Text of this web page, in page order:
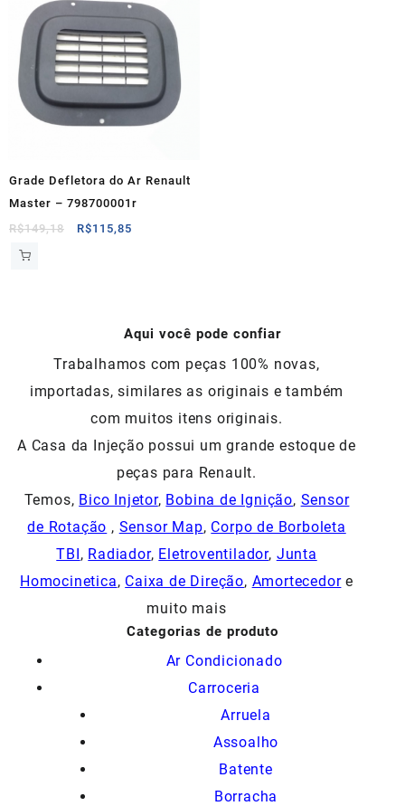
Grade Defletora do Ar Renault
Master – 798700001r
R$149,18
O
R$115,85
Aqui você pode confiar
Trabalhamos com peças 100% novas,
importadas, similares as originais e também
com muitos itens originais.
A Casa da Injeção possui um grande estoque de
peças para Renault.
Temos, Bico Injetor, Bobina de Ignição, Sensor
de Rotação , Sensor Map, Corpo de Borboleta
TBI, Radiador, Eletroventilador, Junta
Homocinetica, Caixa de Direção, Amortecedore
muito mais
Categorias de produto
Ar Condicionado
Carroceria
Arruela
Assoalho
Batente
Borracha